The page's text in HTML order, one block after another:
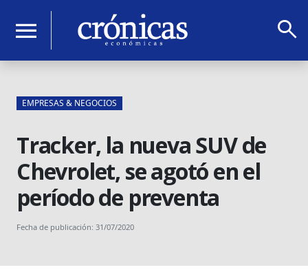
menu search
EMPRESAS & NEGOCIOS
Tracker, la nueva SUV de
Chevrolet, se agotó en el
período de preventa
Fecha de publicación: 31/07/2020